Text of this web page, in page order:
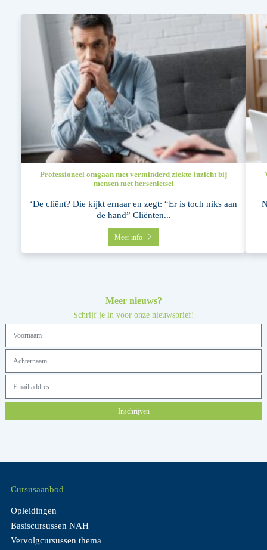
Professioneel omgaan met verminderd ziekte-inzicht bij
mensen met hersenletsel
‘De cliënt? Die kijkt ernaar en zegt: “Er is toch niks aan
de hand” Cliënten...
Meer info
Meer nieuws?
Schrijf je in voor onze nieuwsbrief!
Inschrijven
Cursusaanbod
Opleidingen
Basiscursussen NAH
Vervolgcursussen thema